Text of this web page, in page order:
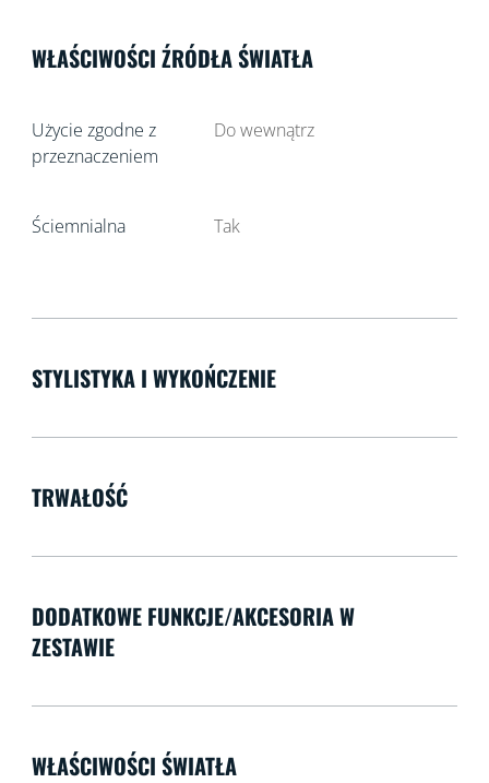
WŁAŚCIWOŚCI ŹRÓDŁA ŚWIATŁA
Użycie zgodne z
przeznaczeniem
Do wewnątrz
Ściemnialna Tak
STYLISTYKA I WYKOŃCZENIE
TRWAŁOŚĆ
DODATKOWE FUNKCJE/AKCESORIA W
ZESTAWIE
WŁAŚCIWOŚCI ŚWIATŁA